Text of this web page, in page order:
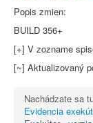
Popis zmien:
BUILD 356+
[+] V zozname
[~] Aktualizovaný
Nachádzate sa
Evidencia